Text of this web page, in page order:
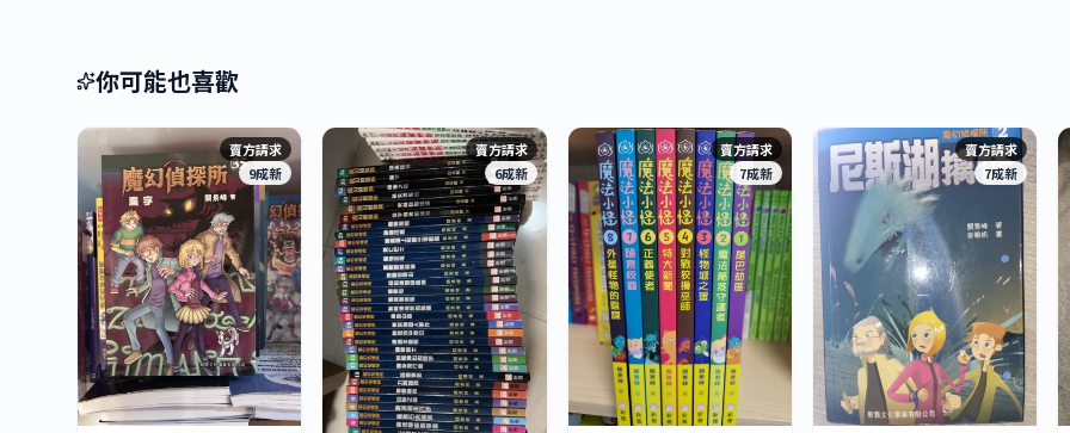
你可能也喜歡
賣方請求
9成新
賣方請求
6成新
賣方請求
7成新
賣方請求
7成新